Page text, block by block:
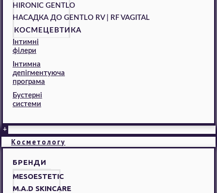
HIRONIC GENTLO
НАСАДКА ДО GENTLO RV | RF VAGITAL
КОСМЕЦЕВТИКА
Інтимні
філери
Інтимна
депігментуюча
програма
Бустерні
системи
+
Косметологу
БРЕНДИ
MESOESTETIC
M.A.D SKINCARE